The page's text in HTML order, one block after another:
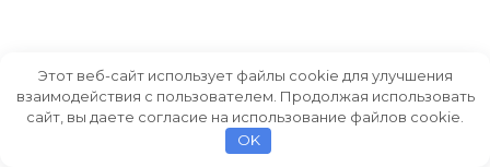
Этот веб-сайт использует файлы cookie для улучшения
взаимодействия с пользователем. Продолжая использовать
сайт, вы даете согласие на использование файлов cookie.
OK